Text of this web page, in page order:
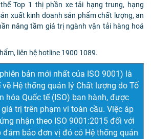
Top 1 thị phần xe tải hạng trung, hạng
xuất kinh doanh sản phẩm chất lượng, an
nâng tầm giá trị ngành vận tải hàng hoá
liên hệ hotline 1900 1089.
bản mới nhất của ISO 9001) là
Hệ thống quản lý Chất lượng do Tổ
hóa Quốc tế (ISO) ban hành, được
trị trên phạm vi toàn cầu. Việc áp
nhận theo ISO 9001:2015 đối với
đảm bảo đơn vị đó có Hệ thống quản